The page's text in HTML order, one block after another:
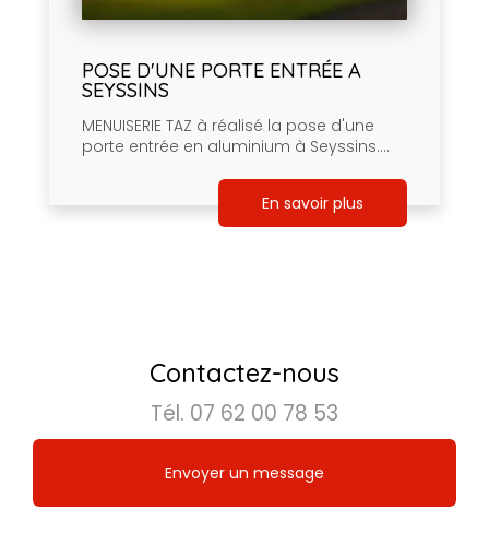
POSE D'UNE PORTE ENTRÉE A
SEYSSINS
MENUISERIE TAZ à réalisé la pose d'une
porte entrée en aluminium à Seyssins....
En savoir plus
Contactez-nous
Tél. 07 62 00 78 53
Envoyer un message